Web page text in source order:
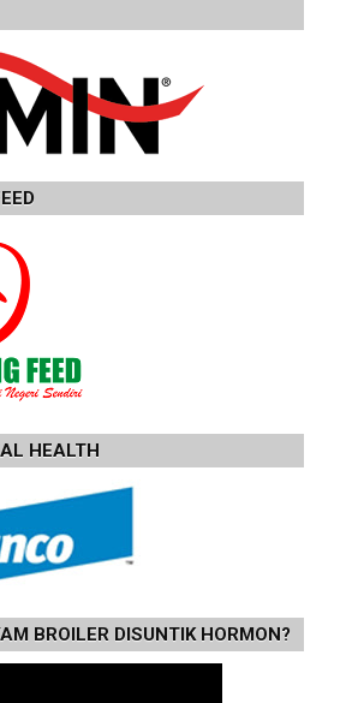
HEALTH
BROILER DISUNTIK HORMON?